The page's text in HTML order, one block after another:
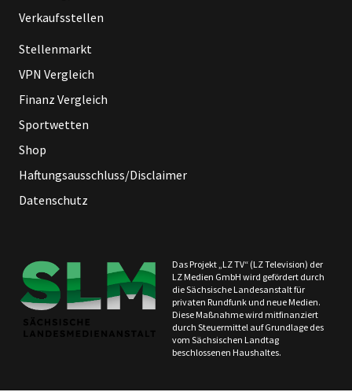
Verkaufsstellen
Stellenmarkt
VPN Vergleich
Finanz Vergleich
Sportwetten
Shop
Haftungsausschluss/Disclaimer
Datenschutz
Das Projekt „LZ TV“ (LZ Television) der
LZ Medien GmbH wird gefördert durch
die Sächsische Landesanstalt für
privaten Rundfunk und neue Medien.
Diese Maßnahme wird mitfinanziert
durch Steuermittel auf Grundlage des
vom Sächsischen Landtag
beschlossenen Haushaltes.